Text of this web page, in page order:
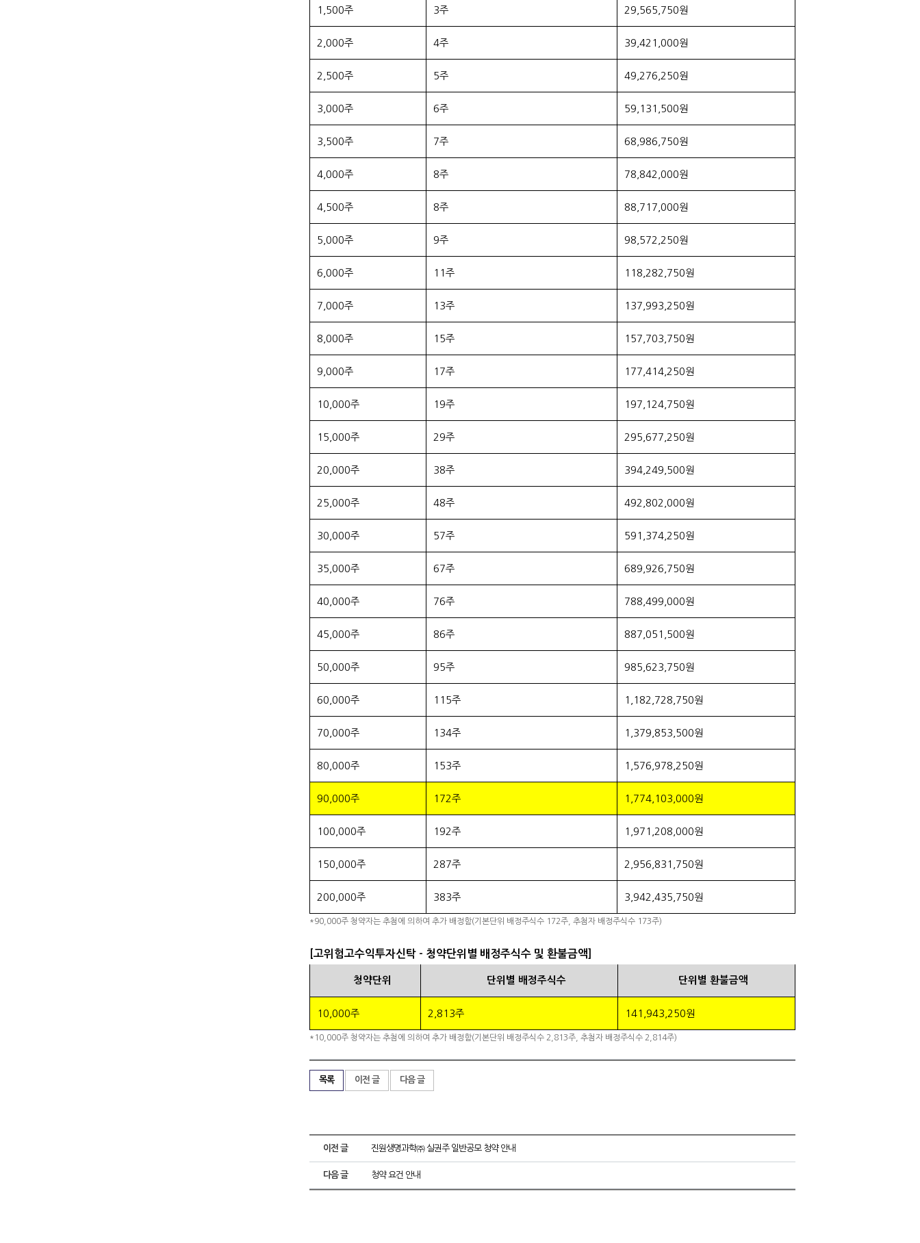
1,500주 3주 29,565,750원
2,000주 4주 39,421,000원
2,500주 5주 49,276,250원
3,000주 6주 59,131,500원
3,500주 7주 68,986,750원
4,000주 8주 78,842,000원
4,500주 8주 88,717,000원
5,000주 9주 98,572,250원
6,000주 11주 118,282,750원
7,000주 13주 137,993,250원
8,000주 15주 157,703,750원
9,000주 17주 177,414,250원
10,000주 19주 197,124,750원
15,000주 29주 295,677,250원
20,000주 38주 394,249,500원
25,000주 48주 492,802,000원
30,000주 57주 591,374,250원
35,000주 67주 689,926,750원
40,000주 76주 788,499,000원
45,000주 86주 887,051,500원
50,000주 95주 985,623,750원
60,000주 115주 1,182,728,750원
70,000주 134주 1,379,853,500원
80,000주 153주 1,576,978,250원
90,000주 172주 1,774,103,000원
100,000주 192주 1,971,208,000원
150,000주 287주 2,956,831,750원
200,000주 383주 3,942,435,750원
*90,000주 청약자는 추첨에 의하여 추가 배정함(기본단위 배정주식수 172주, 추첨자 배정주식수 173주)
[고위험고수익투자신탁 - 청약단위별 배정주식수 및 환불금액]
청약단위 단위별 배정주식수 단위별 환불금액
10,000주 2,813주 141,943,250원
*10,000주 청약자는 추첨에 의하여 추가 배정함(기본단위 배정주식수 2,813주, 추첨자 배정주식수 2,814주)
목록 이전 글 다음 글
이전 글 진원생명과학㈜ 실권주 일반공모 청약 안내
다음 글 청약 요건 안내